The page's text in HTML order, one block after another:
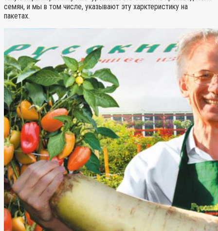
семян, и мы в том числе, указывают эту харктеристику на
пакетах.